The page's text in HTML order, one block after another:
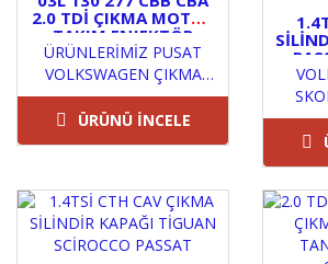
2.0 TDİ ÇIKMA MOTOR
TAKIM ENJEKTÖR
ÜRÜNLERİMİZ PUSAT
VOLKSWAGEN ÇIKMA
YEDEK PARÇA
GÜVENCESİYLE İADE VE
DEĞİŞİM GARANTİLİDİR
ÜRÜNÜ İNCELE